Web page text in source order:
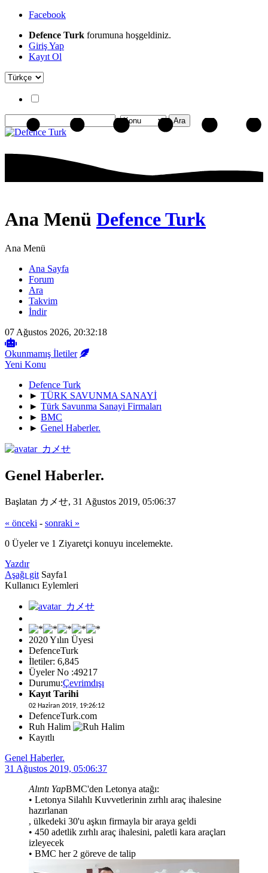
Facebook
Defence Turk forumuna hoşgeldiniz.
Giriş Yap
Kayıt Ol
Ana Menü Defence Turk
Ana Menü
Ana Sayfa
Forum
Ara
Takvim
İndir
07 Ağustos 2026, 20:32:18
Okunmamış İletiler
Yeni Konu
Defence Turk
► TÜRK SAVUNMA SANAYİ
► Türk Savunma Sanayi Firmaları
► BMC
► Genel Haberler.
Genel Haberler.
Başlatan カメせ, 31 Ağustos 2019, 05:06:37
« önceki - sonraki »
0 Üyeler ve 1 Ziyaretçi konuyu incelemekte.
Yazdır
Aşağı git Sayfa1
Kullanıcı Eylemleri
2020 Yılın Üyesi
DefenceTurk
İletiler: 6,845
Üyeler No :49217
Durumu:Çevrimdışı
Kayıt Tarihi
02 Haziran 2019, 19:26:12
DefenceTurk.com
Ruh Halim
Kayıtlı
Genel Haberler.
31 Ağustos 2019, 05:06:37
Alıntı YapBMC'den Letonya atağı:
• Letonya Silahlı Kuvvetlerinin zırhlı araç ihalesine
hazırlanan
, ülkedeki 30'u aşkın firmayla bir araya geldi
• 450 adetlik zırhlı araç ihalesini, paletli kara araçları
izleyecek
• BMC her 2 göreve de talip